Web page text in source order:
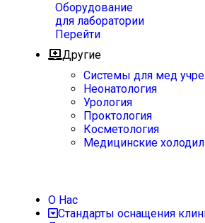
Оборудование
для лаборатории
Перейти
Другие
Системы для мед
Неонатология
Урология
Проктология
Косметология
Медицинские
О Нас
Стандарты оснащения